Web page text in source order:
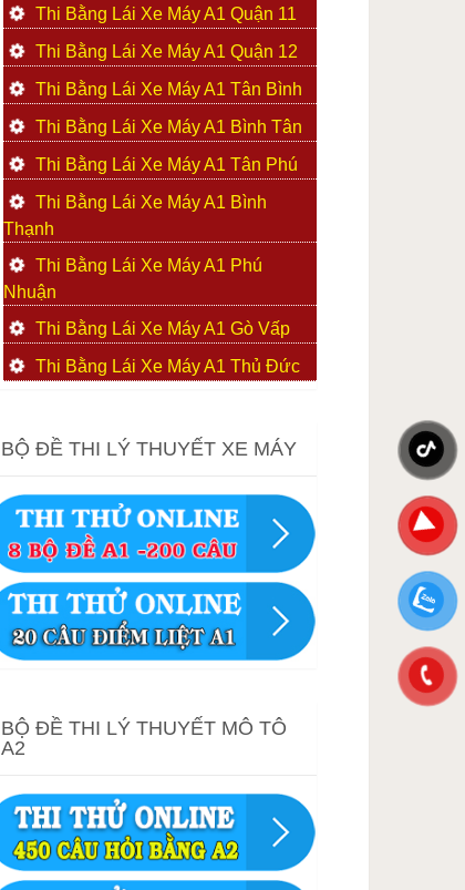
Thi Bằng Lái Xe Máy A1 Quận 11
Thi Bằng Lái Xe Máy A1 Quận 12
Thi Bằng Lái Xe Máy A1 Tân Bình
Thi Bằng Lái Xe Máy A1 Bình Tân
Thi Bằng Lái Xe Máy A1 Tân Phú
Thi Bằng Lái Xe Máy A1 Bình
Thạnh
Thi Bằng Lái Xe Máy A1 Phú
Nhuận
Thi Bằng Lái Xe Máy A1 Gò Vấp
Thi Bằng Lái Xe Máy A1 Thủ Đức
BỘ ĐỀ THI LÝ THUYẾT XE MÁY
BỘ ĐỀ THI LÝ THUYẾT MÔ TÔ
A2